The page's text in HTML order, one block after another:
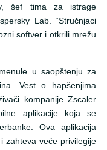
šef tima za istrage
Lab. “Stručnjaci
softver i otkrili mrežu
u saopštenju za
Vest o hapšenjima
kompanije Zscaler
aplikacije koja se
Ova aplikacija
zahteva veće privilegije